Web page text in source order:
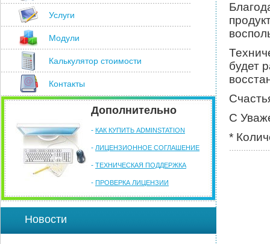
Услуги
Модули
Калькулятор стоимости
Контакты
Дополнительно
- КАК КУПИТЬ ADMINSTATION
- ЛИЦЕНЗИОННОЕ СОГЛАШЕНИЕ
- ТЕХНИЧЕСКАЯ ПОДДЕРЖКА
- ПРОВЕРКА ЛИЦЕНЗИИ
Новости
будет
С
*